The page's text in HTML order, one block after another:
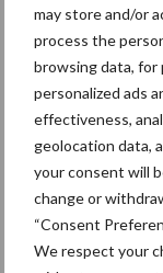
may store and/or
process the
browsing data, for
personalized ads
effectiveness,
geolocation data,
your consent will
change or
“Consent
We respect your